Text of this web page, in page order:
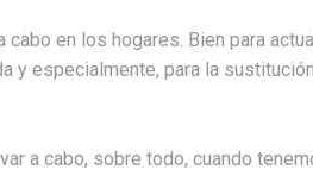
cabo en los hogares. Bien para
especialmente, para la
a cabo, sobre todo, cuando